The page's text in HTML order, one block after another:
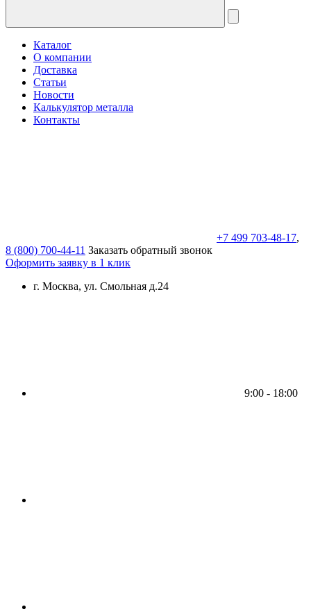
Каталог
О компании
Доставка
Статьи
Новости
Калькулятор металла
Контакты
+7 499 703-48-17,
8 (800) 700-44-11 Заказать обратный звонок
Оформить заявку в 1 клик
г. Москва, ул. Смольная д.24
9:00 - 18:00